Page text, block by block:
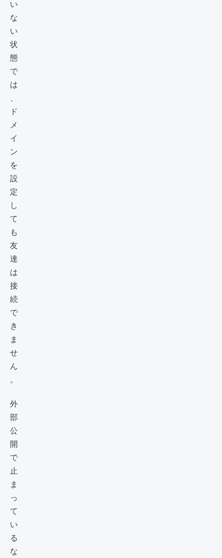
い
な
い
状
態
で
は
、
ド
メ
イ
ン
を
設
定
し
て
も
友
達
は
接
続
で
き
ま
せ
ん
。
外
部
公
開
で
止
ま
っ
て
い
る
な